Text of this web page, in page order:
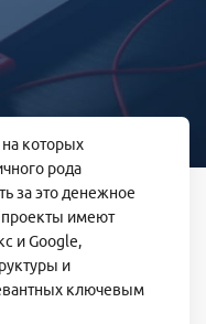
которых
рода
за это денежное
проекты имеют
и Google,
и
ключевым